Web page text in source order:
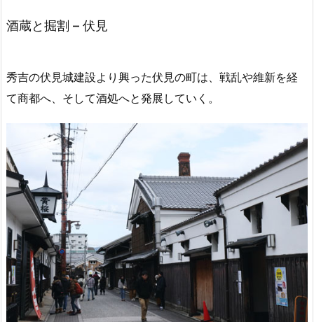
酒蔵と掘割 – 伏見
秀吉の伏見城建設より興った伏見の町は、戦乱や維新を経
て商都へ、そして酒処へと発展していく。